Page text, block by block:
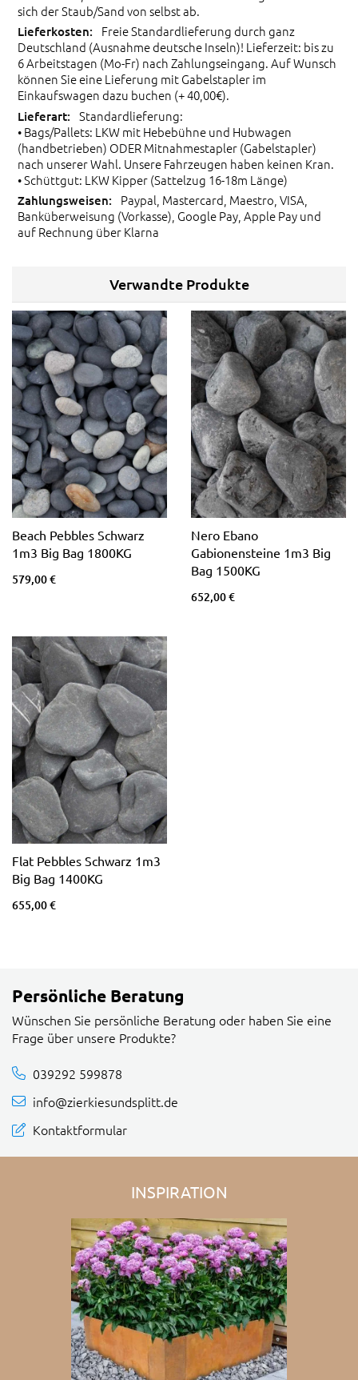
sich der Staub/Sand von selbst ab.
Freie Standardlieferung durch ganz
Deutschland (Ausnahme deutsche Inseln)! Lieferzeit: bis zu
6 Arbeitstagen (Mo-Fr) nach Zahlungseingang. Auf Wunsch
können Sie eine Lieferung mit Gabelstapler im
Einkaufswagen dazu buchen (+ 40,00€).
Standardlieferung:
• Bags/Pallets: LKW mit Hebebühne und Hubwagen
(handbetrieben) ODER Mitnahmestapler (Gabelstapler)
nach unserer Wahl. Unsere Fahrzeugen haben keinen Kran.
• Schüttgut: LKW Kipper (Sattelzug 16-18m Länge)
Paypal, Mastercard, Maestro, VISA,
Banküberweisung (Vorkasse), Google Pay, Apple Pay und
auf Rechnung über Klarna
Verwandte Produkte
Beach Pebbles Schwarz
1m3 Big Bag 1800KG
579,00 €
Nero Ebano
Gabionensteine 1m3 Big
Bag 1500KG
652,00 €
Flat Pebbles Schwarz 1m3
Big Bag 1400KG
655,00 €
Persönliche Beratung
Wünschen Sie persönliche Beratung oder haben Sie eine
Frage über unsere Produkte?
039292 599878
info@zierkiesundsplitt.de
Kontaktformular
INSPIRATION